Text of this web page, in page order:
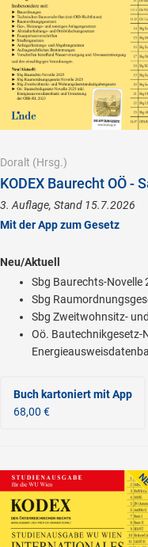
Doralt (Hrsg.)
KODEX Baurecht OÖ -
3. Auflage, Stand 15.7.2026
Mit der App zum Gesetz
Neu/Aktuell
Sbg Baurechts-Novelle
Sbg
Sbg Zweitwohnsitz-
Oö. Bautechnikgesetz-
Buch kartoniertmit App
68,00 €